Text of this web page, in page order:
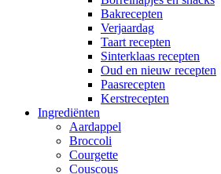
Bakrecepten
Verjaardag
Taart recepten
Sinterklaas recepten
Oud en nieuw recepten
Paasrecepten
Kerstrecepten
Ingrediënten
Aardappel
Broccoli
Courgette
Couscous